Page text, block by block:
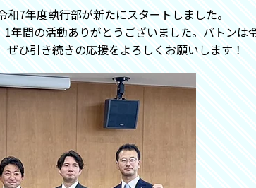
7年度執行部が新たにスタートしました。
年間の活動ありがとうございました。バトンは
ひ引き続きの応援をよろしくお願いします！